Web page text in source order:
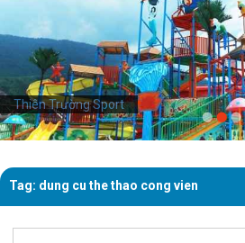
Thiên Trường Sport
Tag: dung cu the thao cong vien